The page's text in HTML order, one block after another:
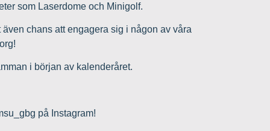
som Laserdome och Minigolf.
chans att engagera sig i någon av våra
i början av kalenderåret.
på Instagram!